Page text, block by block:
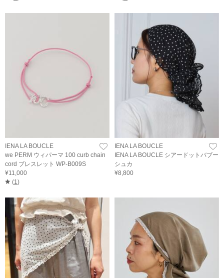
IENA LA BOUCLE
we PERM ウィパーマ 100 curb chain
cord ブレスレット WP-B009S
¥11,000
(1)
IENA LA BOUCLE
IENA LA BOUCLE シアードットバブー
シュカ
¥8,800